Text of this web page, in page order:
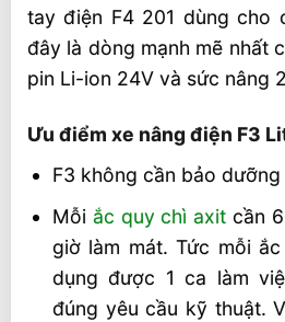
tay điện F4 201 dùng cho
đây là dòng mạnh mẽ nhất
pin Li-ion 24V và sức nâng
Ưu điểm xe nâng điện F3
F3 không cần bảo dưỡng
Mỗi ắc quy chì axit cần
giờ làm mát. Tức mỗi
dụng được 1 ca làm
đúng yêu cầu kỹ thuật.